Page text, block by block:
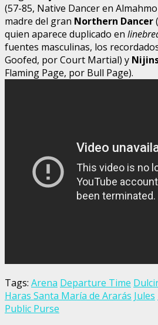
(57-85, Native Dancer en
madre del gran Northern Dancer
quien aparece duplicado en
fuentes masculinas, los
Goofed, por Court Martial) y
Flaming Page, por Bull Page).
Tags: Arena Departure Time
Haras Santa María de Ararás Jules
Public Purse